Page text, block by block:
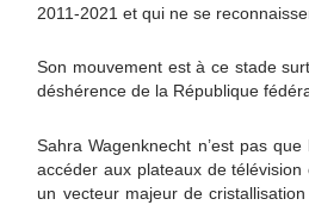
2011-2021 et qui ne se
Son mouvement est à ce stade
déshérence de la République
Sahra Wagenknecht n’est pas
accéder aux plateaux de
un vecteur majeur de